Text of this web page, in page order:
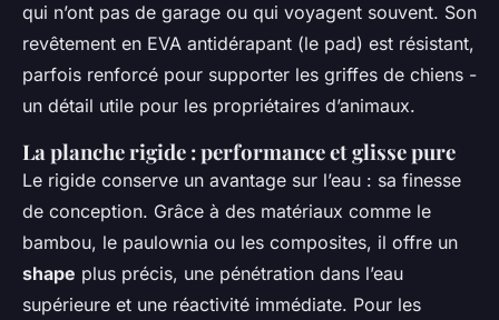
qui n’ont pas de garage ou qui voyagent souvent. Son
revêtement en EVA antidérapant (le pad) est résistant,
parfois renforcé pour supporter les griffes de chiens -
un détail utile pour les propriétaires d’animaux.
La planche rigide : performance et glisse pure
Le rigide conserve un avantage sur l’eau : sa finesse
de conception. Grâce à des matériaux comme le
bambou, le paulownia ou les composites, il offre un
shape plus précis, une pénétration dans l’eau
supérieure et une réactivité immédiate. Pour les